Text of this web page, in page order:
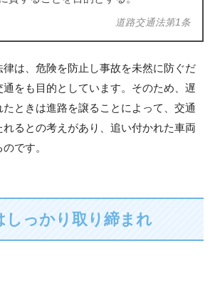
道路交通法第1条
は、危険を防止し事故を未然に防ぐだ
をも目的としています。そのため、遅
ときは進路を譲ることによって、交通
るとの考えがあり、追い付かれた車両
です。
しっかり取り締まれ